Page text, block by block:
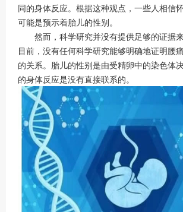
同的身体反应。根据这种观点，一些人相信
可能是预示着胎儿的性别。
然而，科学研究并没有提供足够的证据来
目前，没有任何科学研究能够明确地证明腰
的关系。胎儿的性别是由受精卵中的染色体
的身体反应是没有直接联系的。